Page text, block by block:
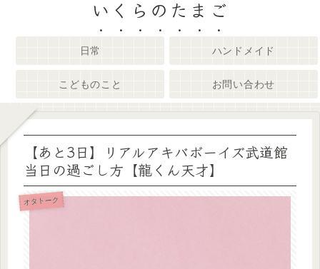
いくらのたまご
日常 ハンドメイド
こどものこと お問い合わせ
【あと3日】リアルアキバボーイズ武道館
当日の過ごし方【龍くん天才】
オタトーク